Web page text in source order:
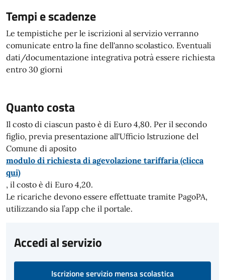
Tempi e scadenze
Le tempistiche per le iscrizioni al servizio verranno
comunicate entro la fine dell'anno scolastico. Eventuali
dati/documentazione integrativa potrà essere richiesta
entro 30 giorni
Quanto costa
Il costo di ciascun pasto è di Euro 4,80. Per il secondo
figlio, previa presentazione all'Ufficio Istruzione del
Comune di aposito
modulo di richiesta di agevolazione tariffaria (clicca
qui)
, il costo è di Euro 4,20.
Le ricariche devono essere effettuate tramite PagoPA,
utilizzando sia l’app che il portale.
Accedi al servizio
Iscrizione servizio mensa scolastica